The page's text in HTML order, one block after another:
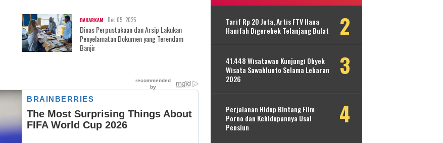
BAHARKAM Dec 05, 2025
Dinas Perpustakaan dan Arsip Lakukan
Penyelamatan Dokumen yang Terendam
Banjir
Tarif Rp 20 Juta, Artis FTV Hana
Hanifah Digerebek Telanjang Bulat
41.448 Wisatawan Kunjungi Obyek
Wisata Sawahlunto Selama Lebaran
2026
Perjalanan Hidup Bintang Film
Porno dan Kehidupannya Usai
Pensiun